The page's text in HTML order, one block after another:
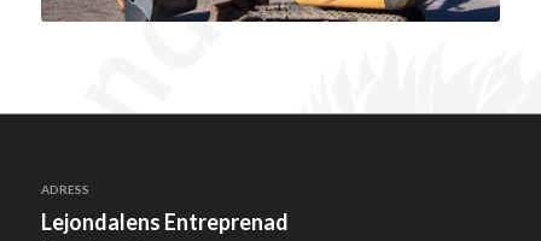
ADRESS
Lejondalens Entreprenad